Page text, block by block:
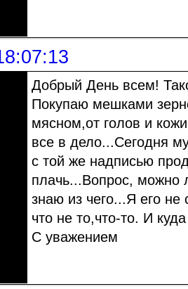
Добрый День всем!
Покупаю мешками
мясном,от голов и
все в дело...Сегодня
с той же надписью
плачь...Вопрос, можно
знаю из чего...Я его
что не то,что-то. И
С уважением